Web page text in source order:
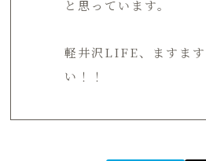
と思っています。
軽井沢LIFE、ますま
い！！